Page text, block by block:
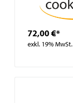
72,00 €*
exkl. 19% MwSt.